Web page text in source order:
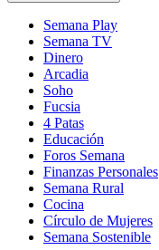
Semana Play
Semana TV
Dinero
Arcadia
Soho
in
new
window
Fucsia
in
new
window
4 Patas
Educación
Foros Semana
Finanzas Personales
Semana Rural
Cocina
Círculo de Mujeres
Semana Sostenible